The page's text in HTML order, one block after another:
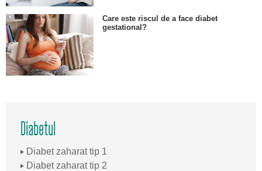
Care este riscul de a face diabet
gestational?
Diabetul
Diabet zaharat tip 1
Diabet zaharat tip 2